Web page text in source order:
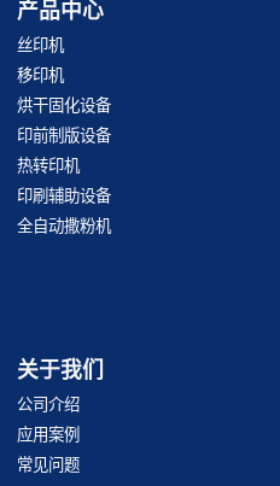
产品中心
丝印机
移印机
烘干固化设备
印前制版设备
热转印机
印刷辅助设备
全自动撒粉机
关于我们
公司介绍
应用案例
常见问题